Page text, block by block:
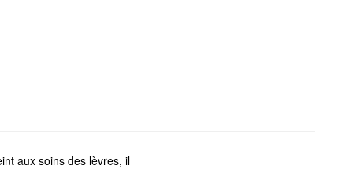
aux soins des lèvres, il